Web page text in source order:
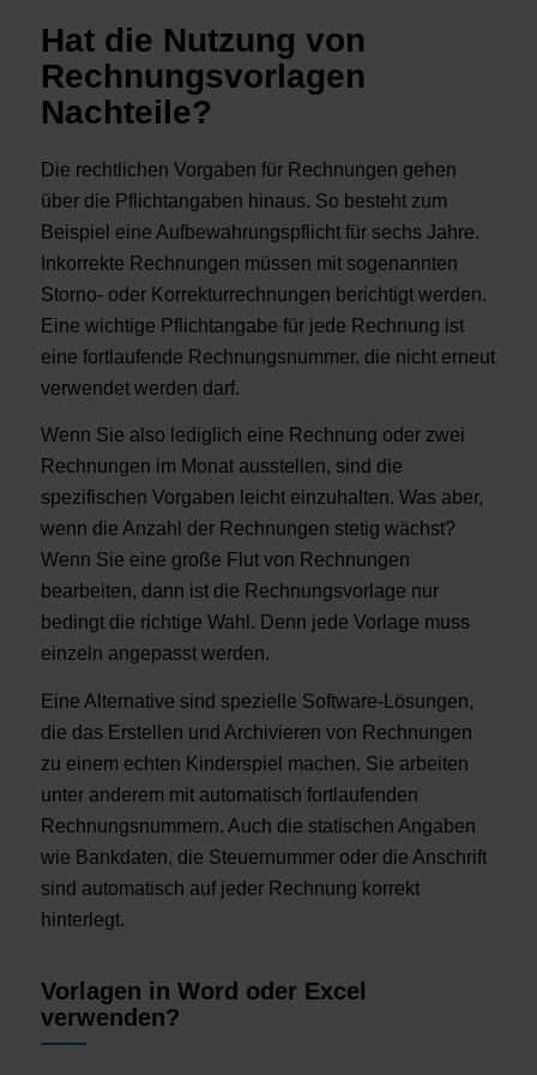
Hat die Nutzung von
Rechnungsvorlagen
Nachteile?
Die rechtlichen Vorgaben für Rechnungen gehen
über die Pflichtangaben hinaus. So besteht zum
Beispiel eine Aufbewahrungspflicht für sechs Jahre.
Inkorrekte Rechnungen müssen mit sogenannten
Storno- oder Korrekturrechnungen berichtigt werden.
Eine wichtige Pflichtangabe für jede Rechnung ist
eine fortlaufende Rechnungsnummer, die nicht erneut
verwendet werden darf.
Wenn Sie also lediglich eine Rechnung oder zwei
Rechnungen im Monat ausstellen, sind die
spezifischen Vorgaben leicht einzuhalten. Was aber,
wenn die Anzahl der Rechnungen stetig wächst?
Wenn Sie eine große Flut von Rechnungen
bearbeiten, dann ist die Rechnungsvorlage nur
bedingt die richtige Wahl. Denn jede Vorlage muss
einzeln angepasst werden.
Eine Alternative sind spezielle Software-Lösungen,
die das Erstellen und Archivieren von Rechnungen
zu einem echten Kinderspiel machen. Sie arbeiten
unter anderem mit automatisch fortlaufenden
Rechnungsnummern. Auch die statischen Angaben
wie Bankdaten, die Steuernummer oder die Anschrift
sind automatisch auf jeder Rechnung korrekt
hinterlegt.
Vorlagen in Word oder Excel
verwenden?